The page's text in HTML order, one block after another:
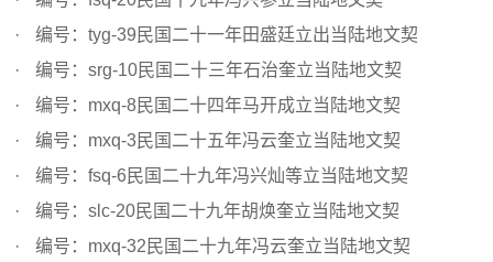
编号：tyg-39民国二十一年田盛廷立出当陆地文契
编号：srg-10民国二十三年石治奎立当陆地文契
编号：mxq-8民国二十四年马开成立当陆地文契
编号：mxq-3民国二十五年冯云奎立当陆地文契
编号：fsq-6民国二十九年冯兴灿等立当陆地文契
编号：slc-20民国二十九年胡焕奎立当陆地文契
编号：mxq-32民国二十九年冯云奎立当陆地文契